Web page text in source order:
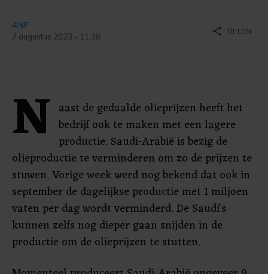
ANP
7 augustus 2023 - 11:38
share DELEN
N aast de gedaalde olieprijzen heeft het
bedrijf ook te maken met een lagere
productie. Saudi-Arabië is bezig de
olieproductie te verminderen om zo de prijzen te
stuwen. Vorige week werd nog bekend dat ook in
september de dagelijkse productie met 1 miljoen
vaten per dag wordt verminderd. De Saudi's
kunnen zelfs nog dieper gaan snijden in de
productie om de olieprijzen te stutten.